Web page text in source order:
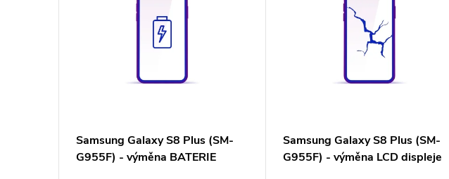
Samsung Galaxy S8 Plus (SM-
G955F) - výměna BATERIE
Samsung Galaxy S8 Plus (SM-
G955F) - výměna LCD displeje